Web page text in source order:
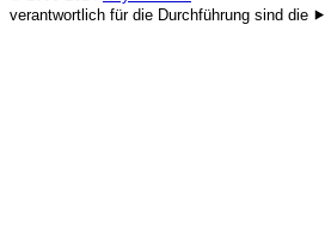
verantwortlich für die Durchführung sind die ⯈